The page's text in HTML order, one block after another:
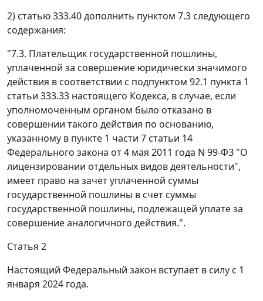
2) статью 333.40 дополнить пунктом 7.3 следующего
содержания:
"7.3. Плательщик государственной пошлины,
уплаченной за совершение юридически значимого
действия в соответствии с подпунктом 92.1 пункта 1
статьи 333.33 настоящего Кодекса, в случае, если
уполномоченным органом было отказано в
совершении такого действия по основанию,
указанному в пункте 1 части 7 статьи 14
Федерального закона от 4 мая 2011 года N 99-ФЗ "О
лицензировании отдельных видов деятельности",
имеет право на зачет уплаченной суммы
государственной пошлины в счет суммы
государственной пошлины, подлежащей уплате за
совершение аналогичного действия.".
Статья 2
Настоящий Федеральный закон вступает в силу с 1
января 2024 года.